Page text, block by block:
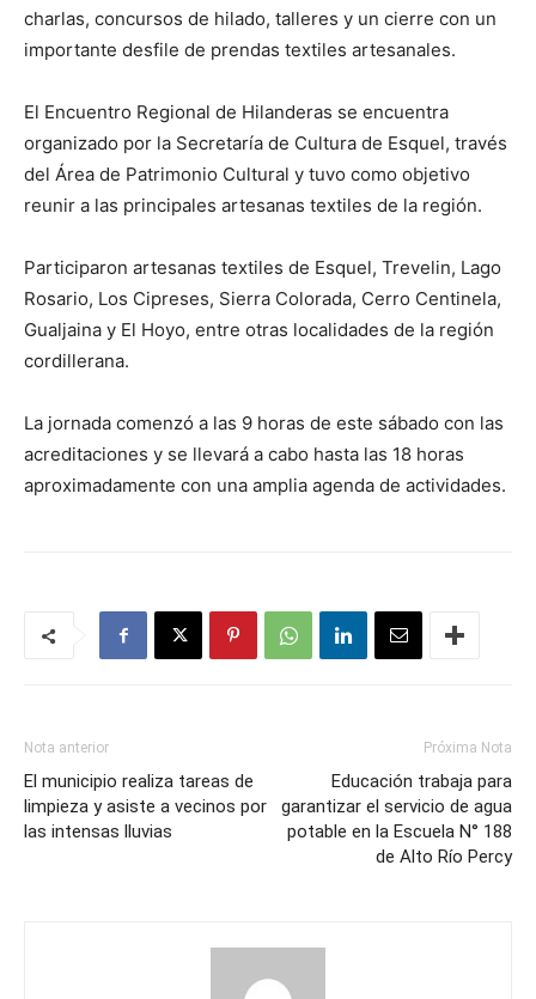
charlas, concursos de hilado, talleres y un cierre con un
importante desfile de prendas textiles artesanales.
El Encuentro Regional de Hilanderas se encuentra
organizado por la Secretaría de Cultura de Esquel, través
del Área de Patrimonio Cultural y tuvo como objetivo
reunir a las principales artesanas textiles de la región.
Participaron artesanas textiles de Esquel, Trevelin, Lago
Rosario, Los Cipreses, Sierra Colorada, Cerro Centinela,
Gualjaina y El Hoyo, entre otras localidades de la región
cordillerana.
La jornada comenzó a las 9 horas de este sábado con las
acreditaciones y se llevará a cabo hasta las 18 horas
aproximadamente con una amplia agenda de actividades.
Nota anterior
El municipio realiza tareas de
limpieza y asiste a vecinos por
las intensas lluvias
Próxima Nota
Educación trabaja para
garantizar el servicio de agua
potable en la Escuela N° 188
de Alto Río Percy